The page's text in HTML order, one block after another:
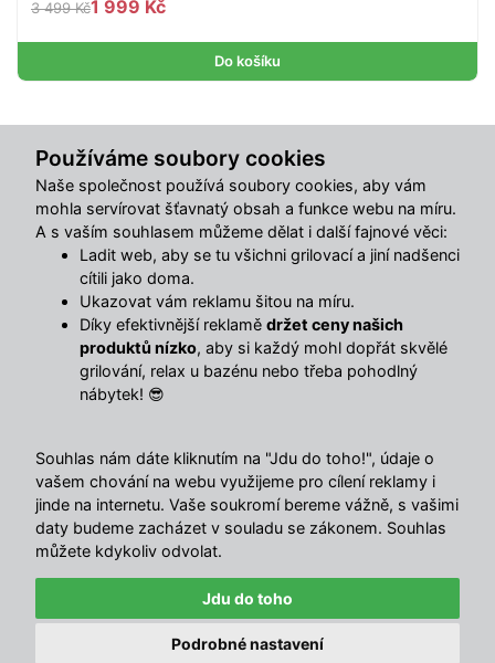
Používáme soubory cookies
Naše společnost používá soubory cookies, aby vám
mohla servírovat šťavnatý obsah a funkce webu na míru.
A s vaším souhlasem můžeme dělat i další fajnové věci:
Ladit web, aby se tu všichni grilovací a jiní nadšenci
cítili jako doma.
Ukazovat vám reklamu šitou na míru.
Díky efektivnější reklamě držet ceny našich
produktů nízko, aby si každý mohl dopřát skvělé
grilování, relax u bazénu nebo třeba pohodlný
nábytek! 😎
Souhlas nám dáte kliknutím na "Jdu do toho!", údaje o
vašem chování na webu využijeme pro cílení reklamy i
jinde na internetu. Vaše soukromí bereme vážně, s vašimi
daty budeme zacházet v souladu se zákonem. Souhlas
můžete kdykoliv odvolat.
Jdu do toho
Podrobné nastavení
3 499 Kč1 999 Kč
Do košíku
Popis
Relaxační a ergonomicky tvarované lehátko pro 2 osoby v
moderním designu. Speciálně tvarovaná plocha lehátka
působí pro uvolnění těla a načerpání nové energie.
Ideální použití na zahradě, terase balkónu nebo i zimní
zahradě.
Robustní tvarovaná konstrukce lehátka v moderní šedo
pod hlavu
Mimořádně široká plocha lehátka poskytuje dostatek
prostoru pro dvě osoby a stane se tak vaší oázou klidu při
odpočinku, relaxaci nebo čtení poutavé knihy.
Voděodolné a prodyšné polyesterové čalounění zvláště
oceníte v horkých dnech, kdy příjemně chladí.
Velká polohovatelná/nastavitelná střecha pohodlně zadrží